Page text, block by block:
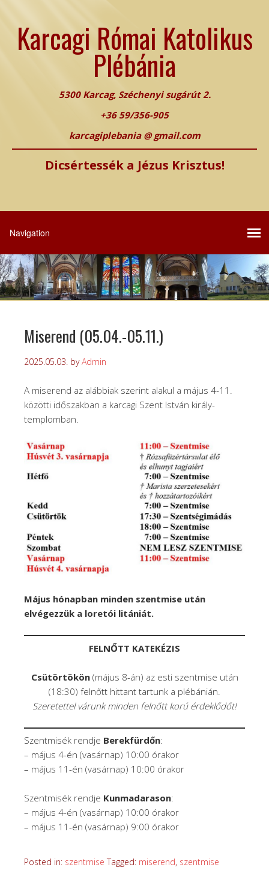
Karcagi Római Katolikus
Plébánia
5300 Karcag, Széchenyi sugárút 2.
+36 59/356-905
karcagiplebania @ gmail.com
Dicsértessék a Jézus Krisztus!
Miserend (05.04.-05.11.)
2025.05.03. byAdmin
A miserend az alábbiak szerint alakul a május 4-11.
közötti időszakban a karcagi Szent István király-
templomban.
Május hónapban minden szentmise után
elvégezzük a loretói litániát.
FELNŐTT KATEKÉZIS
Csütörtökön(május 8-án) az esti szentmise után
(18:30) felnőtt hittant tartunk a plébánián.
Szeretettel várunk minden felnőtt korú érdeklődőt!
Szentmisék rendje Berekfürdőn:
– május 4-én (vasárnap) 10:00 órakor
– május 11-én (vasárnap) 10:00 órakor
Szentmisék rendje Kunmadarason:
– május 4-én (vasárnap) 10:00 órakor
– május 11-én (vasárnap) 9:00 órakor
Posted in: szentmise Tagged: miserend, szentmise